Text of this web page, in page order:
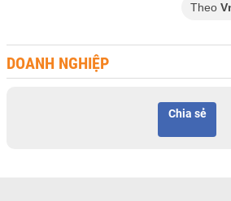
Theo
DOANH NGHIỆP
Chia sẻ